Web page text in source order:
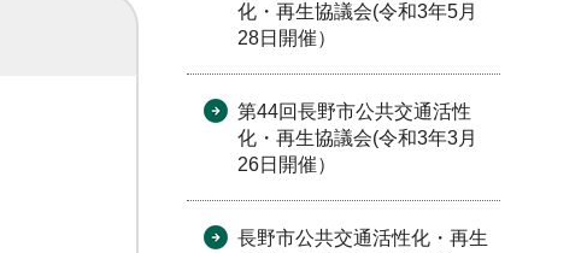
化・再生協議会(令和3年5月
28日開催）
第44回長野市公共交通活性
化・再生協議会(令和3年3月
26日開催）
長野市公共交通活性化・再生